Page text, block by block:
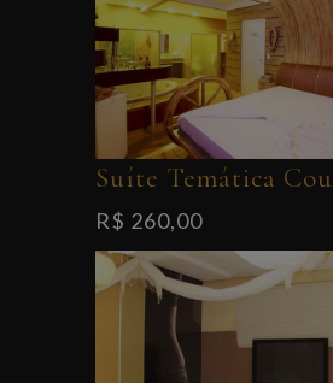
Suíte Temática
R$ 260,00